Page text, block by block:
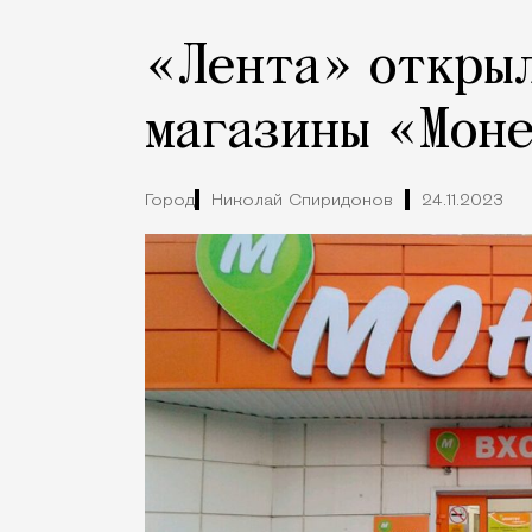
«Лента»
магазины
Город Николай Спиридонов 24.11.2023